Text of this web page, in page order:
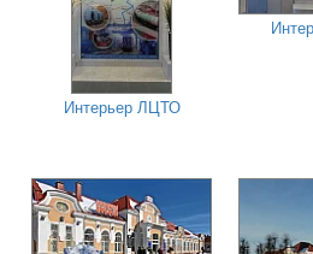
Интерьер ЛЦТО